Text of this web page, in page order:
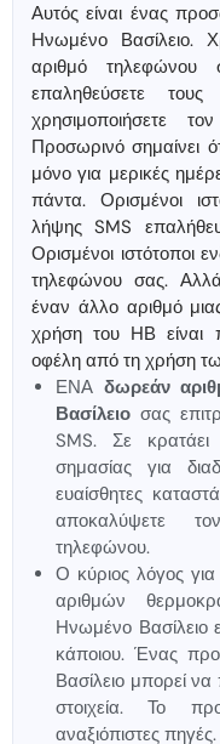
Αυτός είναι ένας
Ηνωμένο Βασίλειο.
αριθμό
επαληθεύσετε
χρησιμοποιήσετε
Προσωρινό σημαίνει
μόνο για μερικές
πάντα. Ορισμένοι
λήψης SMS
Ορισμένοι ιστότοποι
τηλεφώνου σας. Αλλά
έναν άλλο αριθμό
χρήση του ΗΒ είναι
οφέλη από τη χρήση
ΕΝΑ δωρεάν
Βασίλειο σας
SMS. Σε κρατάει
σημασίας για
ευαίσθητες
αποκαλύψετε
τηλεφώνου.
Ο κύριος λόγος
αριθμών
Ηνωμένο Βασίλειο
κάποιου. Ένας
Βασίλειο μπορεί
στοιχεία. Το
αναξιόπιστες πηγές.